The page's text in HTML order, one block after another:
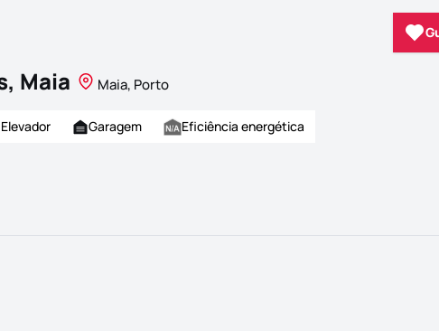
Maia Maia, Porto
Elevador Garagem Eficiência energética